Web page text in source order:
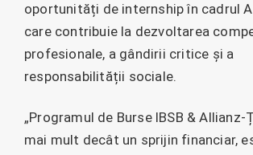
oportunități de internship în cadrul
care contribuie la dezvoltarea
profesionale, a gândirii critice și a
responsabilității sociale.
„Programul de Burse IBSB &
mai mult decât un sprijin financiar,